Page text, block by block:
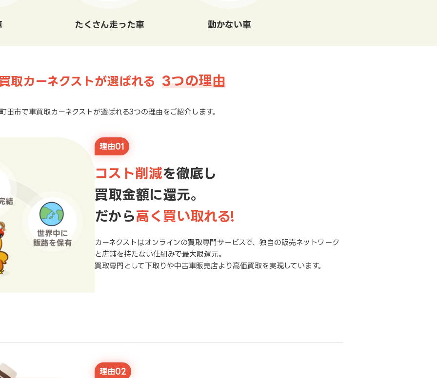
たくさん走った車 動かない車
取カーネクストが選ばれる 3つの理由
田市で車買取カーネクストが選ばれる3つの理由をご紹介します。
理由01
コスト削減を徹底し
買取金額に還元。
だから高く買い取れる!
カーネクストはオンラインの買取専門サービスで、独自の販売ネットワーク
と店舗を持たない仕組みで最大限還元。
買取専門として下取りや中古車販売店より高価買取を実現しています。
理由02